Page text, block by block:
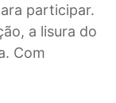
participar.
a lisura do
Com